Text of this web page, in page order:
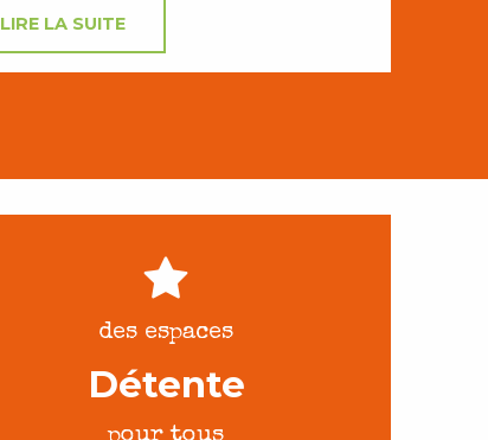
LIRE LA SUITE
des espaces
Détente